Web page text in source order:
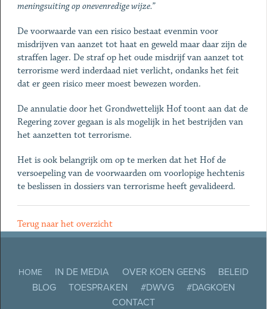
meningsuiting op onevenredige wijze.”
De voorwaarde van een risico bestaat evenmin voor
misdrijven van aanzet tot haat en geweld maar daar zijn de
straffen lager. De straf op het oude misdrijf van aanzet tot
terrorisme werd inderdaad niet verlicht, ondanks het feit
dat er geen risico meer moest bewezen worden.
De annulatie door het Grondwettelijk Hof toont aan dat de
Regering zover gegaan is als mogelijk in het bestrijden van
het aanzetten tot terrorisme.
Het is ook belangrijk om op te merken dat het Hof de
versoepeling van de voorwaarden om voorlopige hechtenis
te beslissen in dossiers van terrorisme heeft gevalideerd.
Terug naar het overzicht
HOME IN DE MEDIA OVER KOEN GEENS
BELEID
BLOG
TOESPRAKEN #DWVG
#DAGKOEN
CONTACT